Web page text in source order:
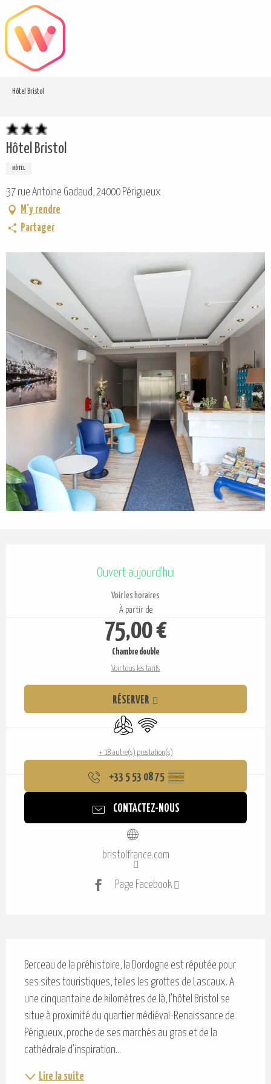
au
contenu
principal
Hôtel Bristol
Hôtel Bristol
HÔTEL
37 rue Antoine Gadaud, 24000 Périgueux
M'y rendre
Partager
Ouvert aujourd'hui
Voir les horaires
À partir de
75,00 €
Chambre double
Voir tous les tarifs
RÉSERVER
Air conditionné
WiFi
+ 18 autre(s) prestation(s)
+33 5 53 08 75 ▒▒
CONTACTEZ-NOUS
bristolfrance.com
Page Facebook
Berceau de la préhistoire, la Dordogne est réputée pour
ses sites touristiques, telles les grottes de Lascaux. A
une cinquantaine de kilomètres de là, l’hôtel Bristol se
situe à proximité du quartier médiéval-Renaissance de
Périgueux, proche de ses marchés au gras et de la
cathédrale d’inspiration...
Lire la suite